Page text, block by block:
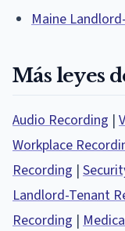
Maine
Más leyes
Audio Recording |
Workplace
Recording |
Landlord-Tenant
Recording |